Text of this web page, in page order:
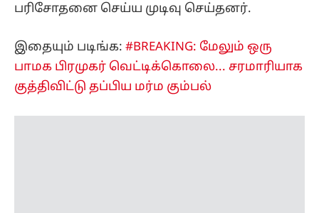
பரிசோதனை செய்ய முடிவு செய்தனர்.
இதையும் படிங்க: #BREAKING: மேலும் ஒரு
பாமக பிரமுகர் வெட்டிக்கொலை... சரமாரியாக
குத்திவிட்டு தப்பிய மர்ம கும்பல்